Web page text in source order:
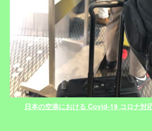
日本の空港における Covid-19 コロナ対